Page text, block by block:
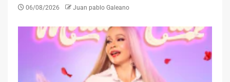
06/08/2026 Juan pablo Galeano